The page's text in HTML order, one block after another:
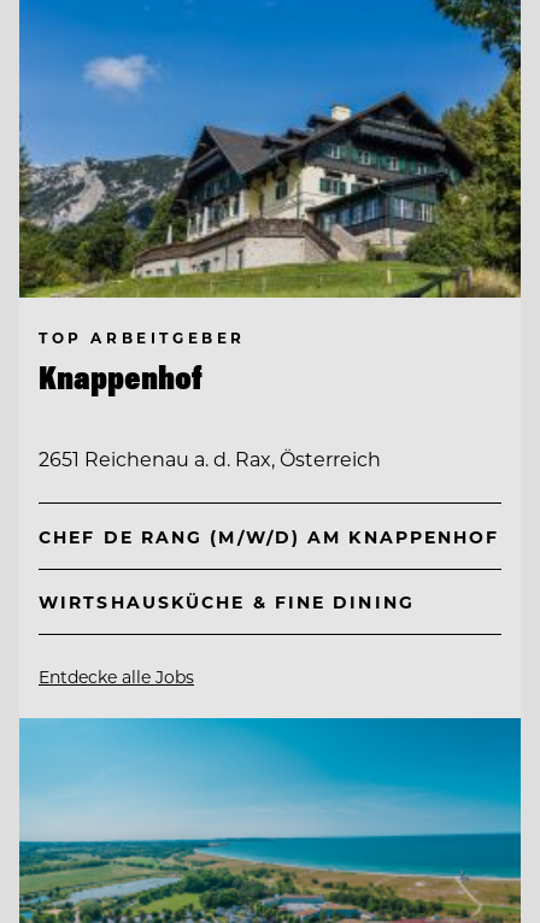
TOP ARBEITGEBER
Knappenhof
2651 Reichenau a. d. Rax, Österreich
CHEF DE RANG (M/W/D) AM KNAPPENHOF
WIRTSHAUSKÜCHE & FINE DINING
Entdecke alle Jobs